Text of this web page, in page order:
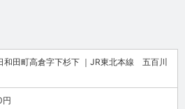
和田町高倉字下杉下 ｜JR東北本線 五百川